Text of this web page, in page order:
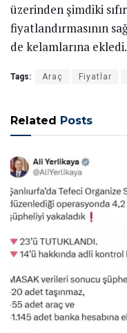
üzerinden şimdiki
fiyatlandırmasının
de kelamlarına ekledi.
Tags: Araç Fiyatlar
Related Posts